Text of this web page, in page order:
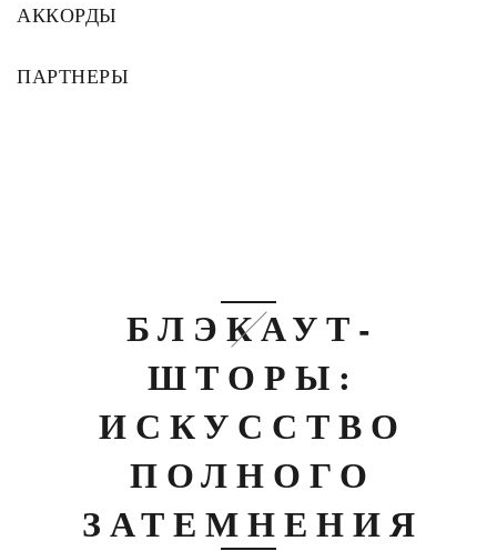
АККОРДЫ
ПАРТНЕРЫ
БЛЭКАУТ-
ШТОРЫ:
ИСКУССТВО
ПОЛНОГО
ЗАТЕМНЕНИЯ